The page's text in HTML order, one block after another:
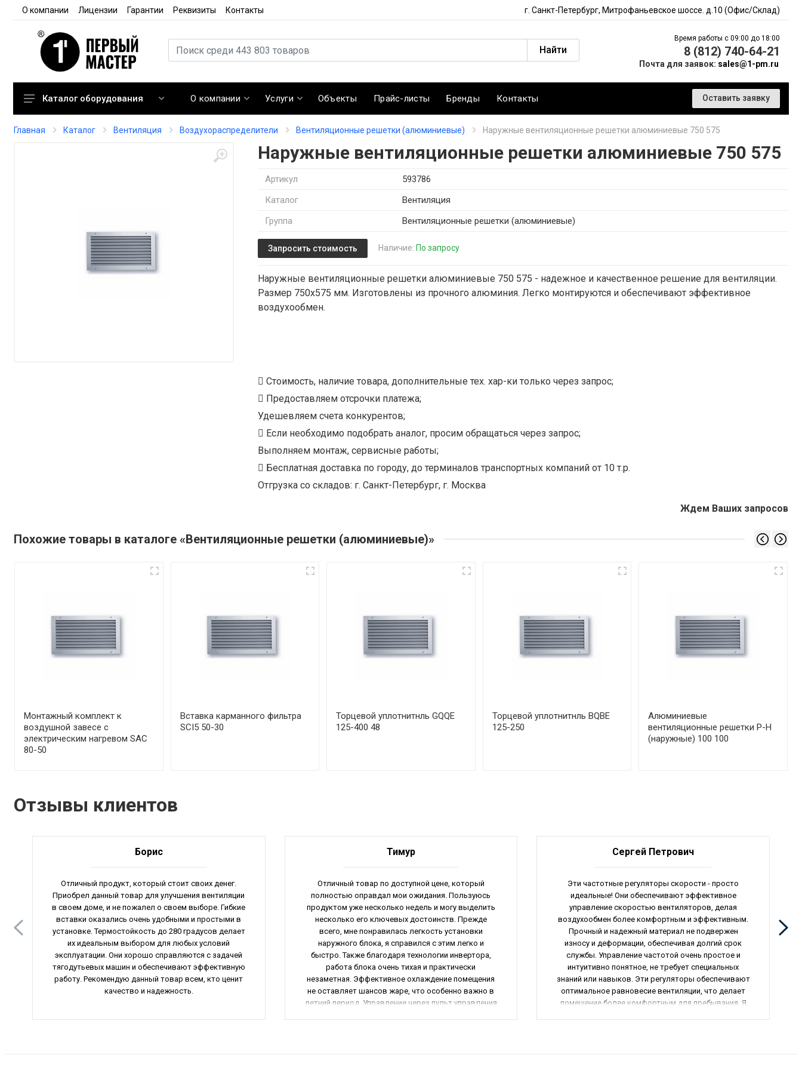
О компании Лицензии Гарантии Реквизиты Контакты г. Санкт-Петербург, Митрофаньевское шоссе. д.10 (Офис/Склад)
Найти
Время работы с 09:00 до 18:00
8 (812) 740-64-21
Почта для заявок: sales@1-pm.ru
Кондиционирование
Расходные материалы
Каталог оборудования О компании Услуги Объекты Прайс-листы Бренды Контакты Оставить заявку
Главная Каталог Вентиляция Воздухораспределители Вентиляционные решетки (алюминиевые) Наружные вентиляционные решетки алюминиевые 750 575
Наружные вентиляционные решетки алюминиевые 750 575
Артикул
593786
Каталог
Вентиляция
Группа
Вентиляционные решетки (алюминиевые)
Запросить стоимость Наличие: По запросу
Наружные вентиляционные решетки алюминиевые 750 575 - надежное и качественное решение для вентиляции.
Размер 750х575 мм. Изготовлены из прочного алюминия. Легко монтируются и обеспечивают эффективное
воздухообмен.
Стоимость, наличие товара, дополнительные тех. хар-ки только через запрос;
Предоставляем отсрочки платежа;
Удешевляем счета конкурентов;
Если необходимо подобрать аналог, просим обращаться через запрос;
Выполняем монтаж, сервисные работы;
Бесплатная доставка по городу, до терминалов транспортных компаний от 10 т.р.
Отгрузка со складов: г. Санкт-Петербург, г. Москва
Ждем Ваших запросов
Похожие товары в каталоге «Вентиляционные решетки (алюминиевые)»
Монтажный комплект к
воздушной завесе с
электрическим нагревом SAC
80-50
Вставка карманного фильтра
SCI5 50-30
Торцевой уплотнитнль GQQE
125-400 48
Торцевой уплотнитнль BQBE
125-250
Алюминиевые
вентиляционные решетки Р-Н
(наружные) 100 100
Отзывы клиентов
Борис
Отличный продукт, который стоит своих денег.
Приобрел данный товар для улучшения вентиляции
в своем доме, и не пожалел о своем выборе. Гибкие
вставки оказались очень удобными и простыми в
установке. Термостойкость до 280 градусов делает
их идеальным выбором для любых условий
эксплуатации. Они хорошо справляются с задачей
тягодутьевых машин и обеспечивают эффективную
работу. Рекомендую данный товар всем, кто ценит
качество и надежность.
Тимур
Отличный товар по доступной цене, который
полностью оправдал мои ожидания. Пользуюсь
продуктом уже несколько недель и могу выделить
несколько его ключевых достоинств. Прежде
всего, мне понравилась легкость установки
наружного блока, я справился с этим легко и
быстро. Также благодаря технологии инвертора,
работа блока очень тихая и практически
незаметная. Эффективное охлаждение помещения
не оставляет шансов жаре, что особенно важно в
летний период. Управление через пульт управления
Сергей Петрович
Эти частотные регуляторы скорости - просто
идеальные! Они обеспечивают эффективное
управление скоростью вентиляторов, делая
воздухообмен более комфортным и эффективным.
Прочный и надежный материал не подвержен
износу и деформации, обеспечивая долгий срок
службы. Управление частотой очень простое и
интуитивно понятное, не требует специальных
знаний или навыков. Эти регуляторы обеспечивают
оптимальное равновесие вентиляции, что делает
помещение более комфортным для пребывания. Я